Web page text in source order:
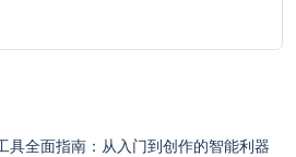
具全面指南：从入门到创作的智能利器